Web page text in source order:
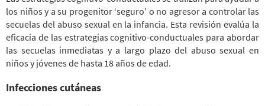
los niños y a su progenitor ‘seguro’ o no agresor a controlar las
secuelas del abuso sexual en la infancia. Esta revisión evalúa la
eficacia de las estrategias cognitivo-conductuales para abordar
las secuelas inmediatas y a largo plazo del abuso sexual en
niños y jóvenes de hasta 18 años de edad.
Infecciones cutáneas